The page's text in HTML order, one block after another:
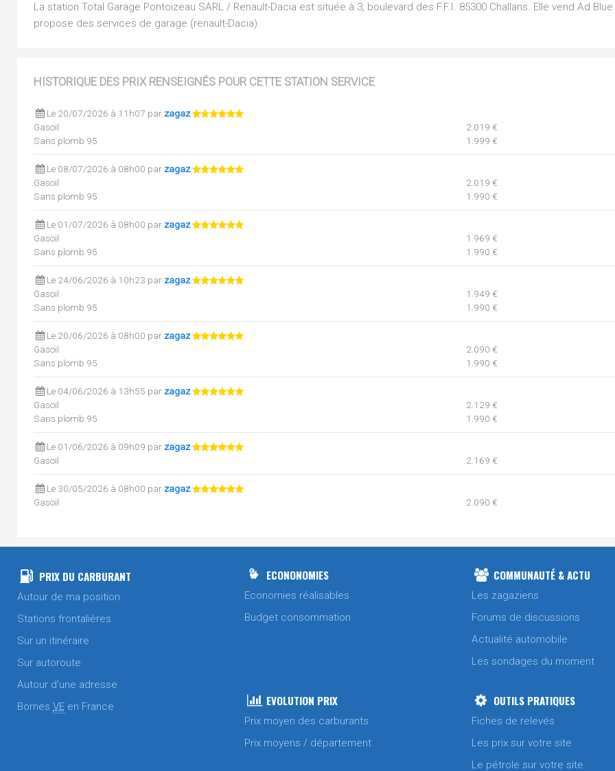
La station Total Garage Pontoizeau SARL / Renault-Dacia est située à 3, boulevard des F.F.I. 85300 Challans. Elle vend Ad
propose des services de garage (renault-Dacia).
HISTORIQUE DES PRIX RENSEIGNÉS POUR CETTE STATION SERVICE
Le 20/07/2026 à 11h07 par zagaz
Gasoil
2.019 €
Sans plomb 95
1.999 €
Le 08/07/2026 à 08h00 par zagaz
Gasoil
2.019 €
Sans plomb 95
1.990 €
Le 01/07/2026 à 08h00 par zagaz
Gasoil
1.969 €
Sans plomb 95
1.990 €
Le 24/06/2026 à 10h23 par zagaz
Gasoil
1.949 €
Sans plomb 95
1.990 €
Le 20/06/2026 à 08h00 par zagaz
Gasoil
2.090 €
Sans plomb 95
1.990 €
Le 04/06/2026 à 13h55 par zagaz
Gasoil
2.129 €
Sans plomb 95
1.990 €
Le 01/06/2026 à 09h09 par zagaz
Gasoil
2.169 €
Le 30/05/2026 à 08h00 par zagaz
Gasoil
2.090 €
Gasoil
2.239 €
Gasoil
2.090 €
Le 19/05/2026 à 08h22 par
Gasoil
Le 18/05/2026 à 08h00 par
2.199 €
2.090 €
PRIX DU CARBURANT
Autour de ma position
Stations frontalières
Sur un itinéraire
Sur autoroute
Autour d'une adresse
Bornes VE en France
ECONONOMIES
Economies réalisables
Budget consommation
COMMUNAUTÉ & ACTU
Les zagaziens
Forums de discussions
Actualité automobile
Les sondages du moment
EVOLUTION PRIX
Prix moyen des carburants
Prix moyens / département
OUTILS PRATIQUES
Fiches de relevés
Les prix sur votre site
Le pétrole sur votre site